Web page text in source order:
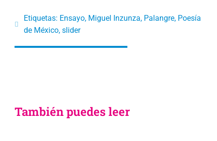
Etiquetas: Ensayo, Miguel Inzunza, Palangre, Poesía
de México, slider
También puedes leer